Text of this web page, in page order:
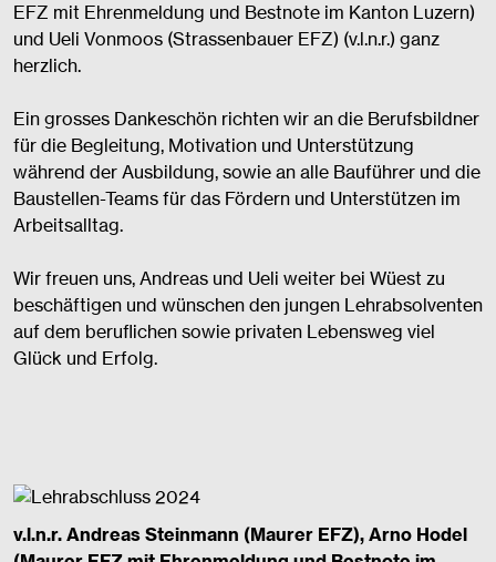
EFZ mit Ehrenmeldung und Bestnote im Kanton Luzern)
und Ueli Vonmoos (Strassenbauer EFZ) (v.l.n.r.) ganz
herzlich.
Ein grosses Dankeschön richten wir an die Berufsbildner
für die Begleitung, Motivation und Unterstützung
während der Ausbildung, sowie an alle Bauführer und die
Baustellen-Teams für das Fördern und Unterstützen im
Arbeitsalltag.
Wir freuen uns, Andreas und Ueli weiter bei Wüest zu
beschäftigen und wünschen den jungen Lehrabsolventen
auf dem beruflichen sowie privaten Lebensweg viel
Glück und Erfolg.
v.l.n.r. Andreas Steinmann (Maurer EFZ), Arno Hodel